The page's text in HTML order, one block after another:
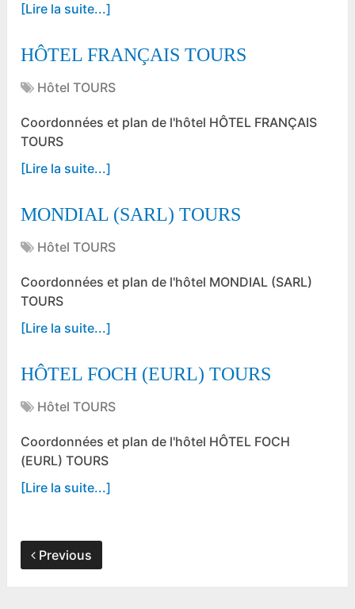
[Lire la suite...]
HÔTEL FRANÇAIS TOURS
Hôtel TOURS
Coordonnées et plan de l'hôtel HÔTEL FRANÇAIS
TOURS
[Lire la suite...]
MONDIAL (SARL) TOURS
Hôtel TOURS
Coordonnées et plan de l'hôtel MONDIAL (SARL)
TOURS
[Lire la suite...]
HÔTEL FOCH (EURL) TOURS
Hôtel TOURS
Coordonnées et plan de l'hôtel HÔTEL FOCH
(EURL) TOURS
[Lire la suite...]
Previous